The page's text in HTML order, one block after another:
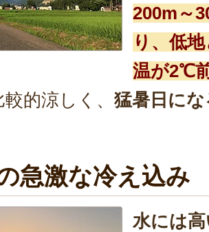
200m～
り、低
温が2℃
的涼しく、 猛暑日に
急激な冷え込み
水には